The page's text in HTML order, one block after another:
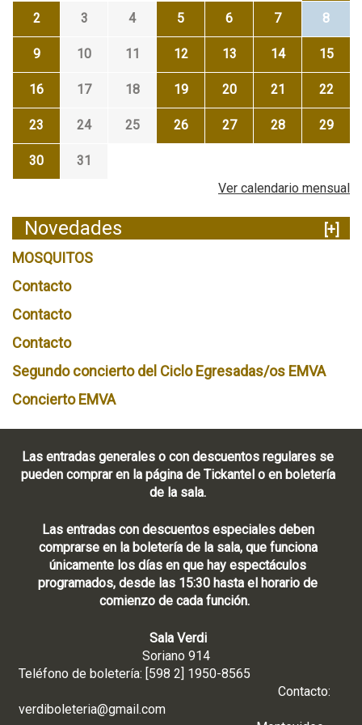
2 3 4 5 6 7 8
9 10 11 12 13 14 15
16 17 18 19 20 21 22
23 24 25 26 27 28 29
30
31
Ver calendario mensual
Novedades
[+]
MOSQUITOS
Contacto
Contacto
Contacto
Segundo concierto del Ciclo Egresadas/os EMVA
Concierto EMVA
Las entradas generales o con descuentos regulares se
pueden comprar en la página de Tickantel o en boletería
de la sala.
Las entradas con descuentos especiales deben
comprarse en la boletería de la sala, que funciona
únicamente los días en que hay espectáculos
programados, desde las 15:30 hasta el horario de
comienzo de cada función.
Sala Verdi
Soriano 914
Teléfono de boletería: [598 2] 1950-8565
Contacto:
verdiboleteria@gmail.com